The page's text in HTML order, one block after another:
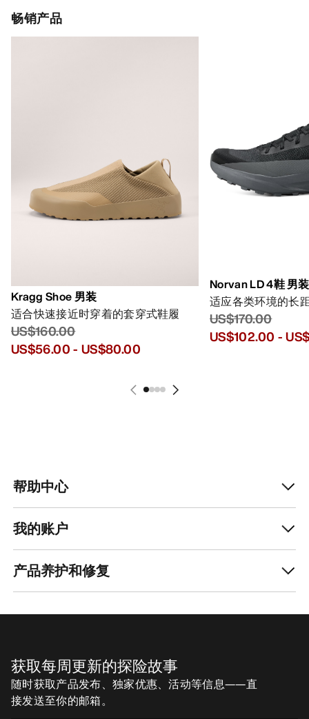
畅销产品
Kragg Shoe 男装
适合快速接近时穿着的套穿式鞋履
US$160.00
US$56.00- US$80.00
Norvan LD 4鞋 男装
适应各类环境的长
US$170.00
US$102.00 -
帮助中心
我的账户
产品养护和修复
获取每周更新的探险故事
随时获取产品发布、独家优惠、活动等信息——直
接发送至你的邮箱。